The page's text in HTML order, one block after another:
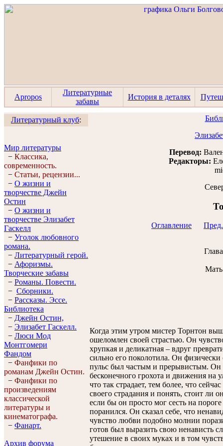
Apropos
Литературные
забавы
История в деталях
Литературный клуб:
Мир литературы
− Классика,
современность.
− Статьи, рецензии...
− О жизни и
творчестве Джейн
Остин
− О жизни и
творчестве Элизабет
Гaскелл
− Уголок любовного
романа.
− Литературный герой.
− Афоризмы.
Творческие забавы
− Романы. Повести.
− Сборники.
− Рассказы. Эссe.
Библиотека
− Джейн Остин,
− Элизабет Гaскелл.
− Люси Мод
Монтгомери
Фандом
− Фанфики по
романам Джейн Остин.
− Фанфики по
произведениям
классической
литературы и
кинематографа.
− Фанарт.
Архив форума
Перевод:
Редакторы:
Оглавление
Когда этим утром мистер Торнтон
ошеломлен своей страстью. Он
хрупкая и деликатная – вдруг
сильно его поколотила. Он
пульс был частым и прерывистым. Он
бесконечного грохота и движения на
что так страдает, тем более, что
своего страдания и понять, стоит ли
если бы он просто мог сесть на
поранился. Он сказал себе, что
чувство любви подобно молнии
готов был выразить свою ненависть
утешение в своих муках и в том